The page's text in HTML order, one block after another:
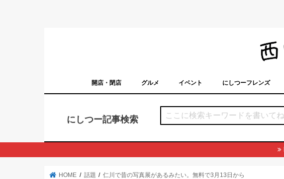
開店・閉店 グルメ イベント にしつーフレンズ
にしつー記事検索
HOME 話題 仁川で昔の写真展があるみたい。無料で3月13日から